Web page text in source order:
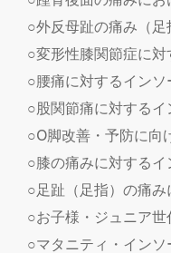
○外反母趾の痛み（
○変形性膝関節症に
○腰痛に対するインソ
○股関節痛に対するイ
○O脚改善・予防に向
○膝の痛みに対するイ
○足趾（足指）の痛
○お子様・ジュニア
○マタニティ・インソ